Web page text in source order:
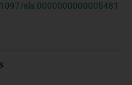
sla.0000000000005481